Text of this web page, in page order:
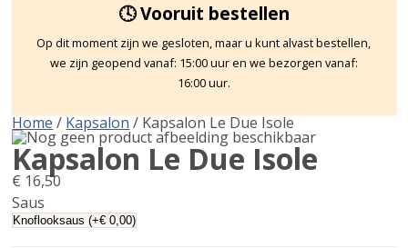
🕓 Vooruit bestellen
Op dit moment zijn we gesloten, maar u kunt alvast bestellen,
we zijn geopend vanaf: 15:00 uur en we bezorgen vanaf:
16:00 uur.
Home / Kapsalon / Kapsalon Le Due Isole
Kapsalon Le Due Isole
€ 16,50
Saus